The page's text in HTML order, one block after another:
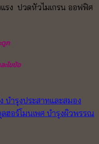
รง ปวดหัวไมเกรน ออฟฟิศ
ดูก
ะไขข้อ